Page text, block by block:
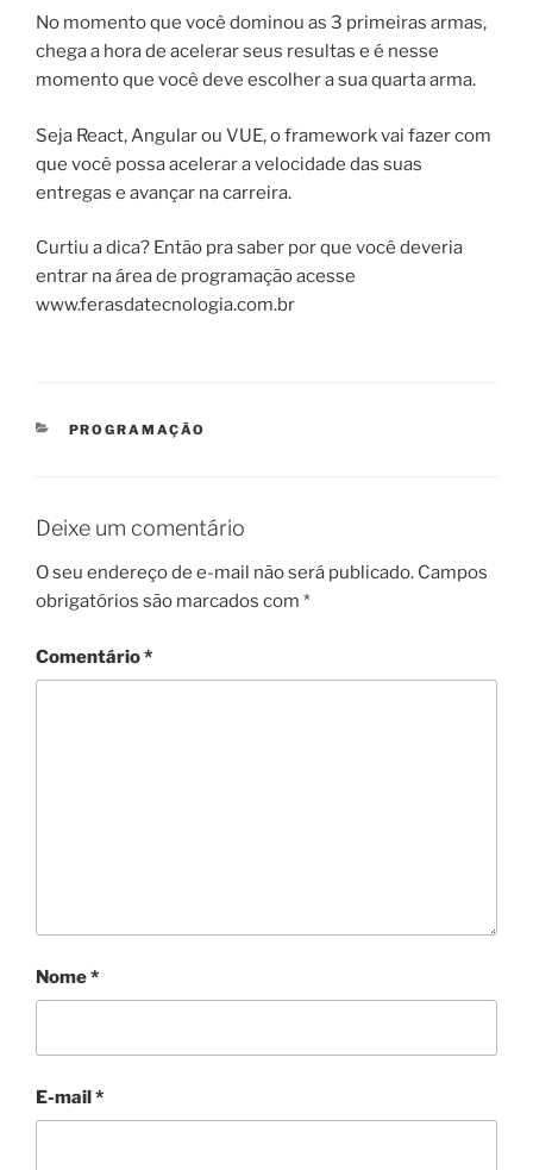
No momento que você dominou as 3 primeiras armas,
chega a hora de acelerar seus resultas e é nesse
momento que você deve escolher a sua quarta arma.
Seja React, Angular ou VUE, o framework vai fazer com
que você possa acelerar a velocidade das suas
entregas e avançar na carreira.
Curtiu a dica? Então pra saber por que você deveria
entrar na área de programação acesse
www.ferasdatecnologia.com.br
CATEGORIAS
PROGRAMAÇÃO
Deixe um comentário
O seu endereço de e-mail não será publicado. Campos
obrigatórios são marcados com *
Comentário*
Nome*
E-mail*